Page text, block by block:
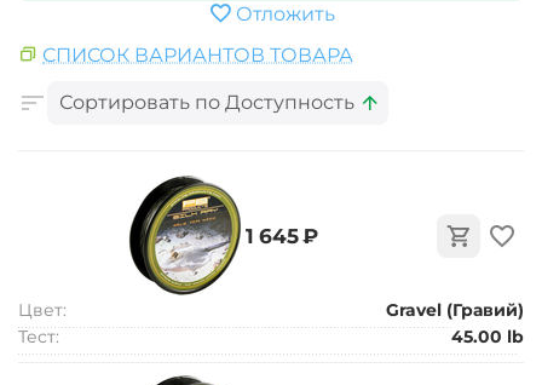
Отложить
СПИСОК ВАРИАНТОВ ТОВАРА
Сортировать по Доступность
‍1 645‍ ₽
Цвет:
Gravel (Гравий)
Тест:
45.00 lb